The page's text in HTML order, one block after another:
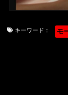
キーワード： モ